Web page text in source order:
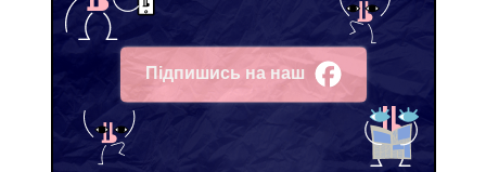
Підпишись на наш
Facebook